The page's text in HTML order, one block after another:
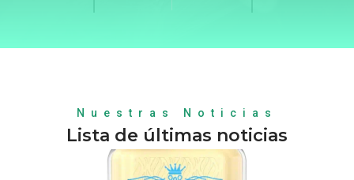
Nuestras Noticias
Lista de últimas noticias